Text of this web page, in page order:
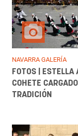
NAVARRA GALERÍA
FOTOS | ESTELLA
COHETE
TRADICIÓN